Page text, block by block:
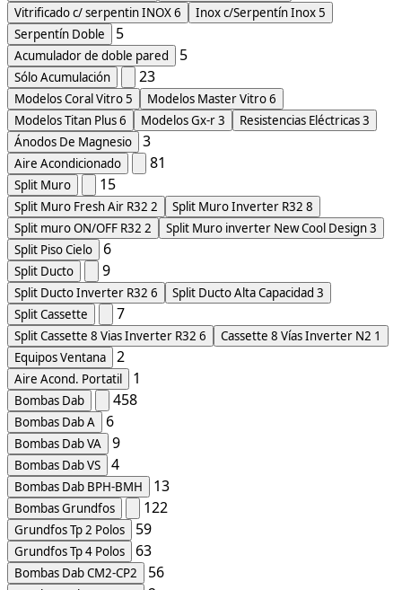
Vitrificado c/ serpentin INOX6 Inox c/Serpentín Inox5
Serpentín Doble
5
Acumulador de doble pared 5
Sólo Acumulación 23
Modelos Coral Vitro5 Modelos Master Vitro6
Modelos Titan Plus6 Modelos Gx-r3 Resistencias Eléctricas3
Ánodos De Magnesio
3
Aire Acondicionado 81
Split Muro 15
Split Muro Fresh Air R32 2 Split Muro Inverter R32 8
Split muro ON/OFF R32 2 Split Muro inverter New Cool Design3
Split Piso Cielo
6
Split Ducto 9
Split Ducto Inverter R32 6 Split Ducto Alta Capacidad 3
Split Cassette
7
Split Cassette 8 Vias Inverter R32 6 Cassette 8 Vías Inverter N2 1
Equipos Ventana
2
Aire Acond. Portatil 1
Bombas Dab 458
Bombas Dab A 6
Bombas Dab VA 9
Bombas Dab VS 4
Bombas Dab BPH-BMH 13
Bombas Grundfos 122
Grundfos Tp 2 Polos 59
Grundfos Tp 4 Polos 63
Bombas Dab CM2-CP2 56